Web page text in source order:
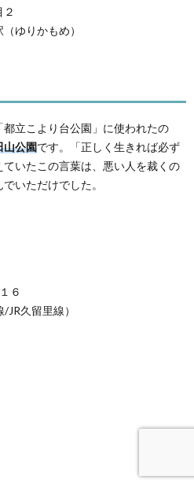
ゆりかもめ）
立こより台公園」に使われたの
山公園です。「正しく生きれば必ず
いたこの言葉は、悪い人を裁くの
いただけでした。
６
久留里線）